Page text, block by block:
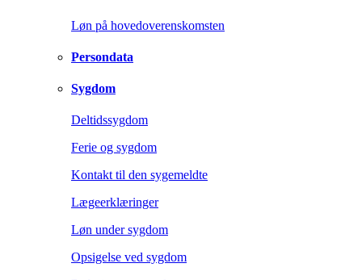
Løn på hovedoverenskomsten
Persondata
Sygdom
Deltidssygdom
Ferie og sygdom
Kontakt til den sygemeldte
Lægeerklæringer
Løn under sygdom
Opsigelse ved sygdom